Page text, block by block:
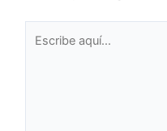
aquí...